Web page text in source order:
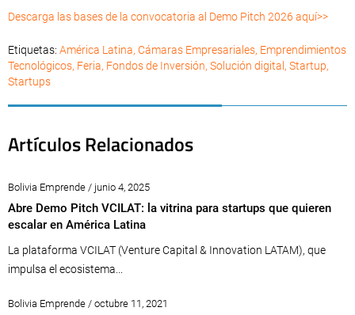
Descarga las bases de la convocatoria al Demo Pitch 2026 aquí>>
Etiquetas: América Latina, Cámaras Empresariales, Emprendimientos
Tecnológicos, Feria, Fondos de Inversión, Solución digital , Startup,
Startups
Artículos Relacionados
Bolivia Emprende / junio 4, 2025
Abre Demo Pitch VCILAT: la vitrina para startups que quieren
escalar en América Latina
La plataforma VCILAT (Venture Capital & Innovation LATAM), que
impulsa el ecosistema...
Bolivia Emprende / octubre 11, 2021